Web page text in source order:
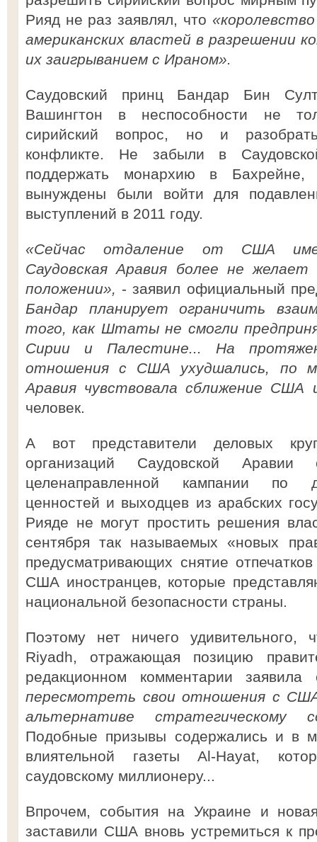
Рияд не раз заявлял, что
американских властей в разрешении
их заигрыванием с Ираном».
Саудовский принц Бандар Бин
Вашингтон в неспособности не
сирийский вопрос, но и
конфликте. Не забыли в
поддержать монархию в Бахрейне,
вынуждены были войти для
выступлений в 2011 году.
«Сейчас отдаление от США
Саудовская Аравия более не
положении», - заявил официальный
Бандар планирует ограничить
того, как Штаты не смогли
Сирии и Палестине... На
отношения с США ухудшались, по
Аравия чувствовала сближение
человек.
А вот представители деловых
организаций Саудовской
целенаправленной кампании по
ценностей и выходцев из арабских
Рияде не могут простить решения
сентября так называемых «новых
предусматривающих снятие
США иностранцев, которые
национальной безопасности страны.
Поэтому нет ничего удивительного,
Riyadh, отражающая позицию
редакционном комментарии
пересмотреть свои отношения с
альтернативе стратегическому
Подобные призывы содержались и в
влиятельной газеты Аl-Hayat,
саудовскому миллионеру...
Впрочем, события на Украине и
заставили США вновь устремиться к